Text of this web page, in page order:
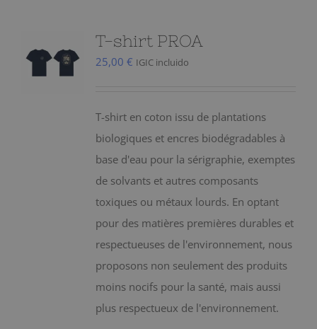
Les
être
choisies
sur
la
page
du
produit
T-shirt PROA
25,00 € IGIC incluido
T-shirt en coton issu de plantations
biologiques et encres biodégradables à
base d'eau pour la sérigraphie, exemptes
de solvants et autres composants
toxiques ou métaux lourds. En optant
pour des matières premières durables et
respectueuses de l'environnement, nous
proposons non seulement des produits
moins nocifs pour la santé, mais aussi
plus respectueux de l'environnement.